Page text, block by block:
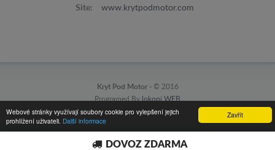
Zavřít
Webové stránky využívají soubory cookie pro vylepšení jejich
prohlížení uživateli. Další informace
Site: www.krytpodmotor.com
Kryt Pod Motor - © 2016
Programed By lokopi WEB
DOVOZ ZDARMA